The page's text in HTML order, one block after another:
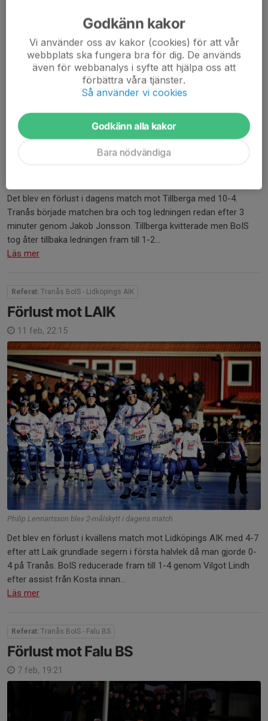
Det blev en förlust i dagens match mot Tillberga med 10-4.
Tranås började matchen bra och tog ledningen redan efter 3
minuter genom Jakob Jonsson. Tillberga kvitterade men BoIS
tog åter tillbaka ledningen fram till 1-2...
Läs mer
Referat: Tranås BoIS - Lidköpings AIK
Förlust mot LAIK
11 feb, 22:15
Philip Lennartsson blev 2-målskytt i dagens match
Det blev en förlust i kvällens match mot Lidköpings AIK med 4-7
efter att Laik grundlade segern i första halvlek då man gjorde 0-
4 på Tranås. BoIS reducerade fram till 1-4 genom Vilgot Lindh
efter assist från Kosta innan...
Läs mer
Referat: Tranås BoIS - Falu BS
Förlust mot Falu BS
7 feb, 19:21
Godkänn kakor
Vi använder oss av kakor (cookies) för att vår
webbplats ska fungera bra för dig. De används
även för webbanalys i syfte att hjälpa oss att
förbättra våra tjänster.
Så använder vi cookies
Godkänn alla kakor
Bara nödvändiga